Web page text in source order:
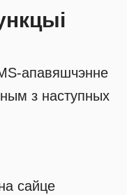
апавяшчэнне
з наступных
сайце